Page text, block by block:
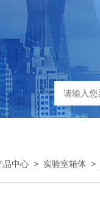
品中心 > 实验室箱体 >